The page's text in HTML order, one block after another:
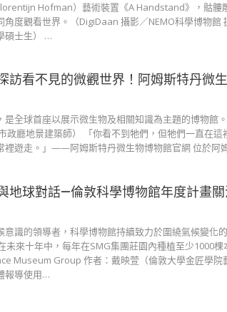
Hofman）藝術裝置《A Handstand》，骷
角度觀看世界。（DigiDaan 攝影／NEMO科學博物館
碩士生） …
訪看不見的微觀世界！阿姆斯特丹微
是全球首座以展示微生物及相關知識為主題的博物館
政廳地景建築師） 「你看不到牠們，但牠們一直在
裡遊走。」——阿姆斯特丹微生物博物館官網 位於阿
地球對話—倫敦科學博物館年度計畫
意識的領導者，科學博物館持續致力於圍繞氣候變化
未來十年中，每年在SMG集團莊園內種植至少1000
Museum Group 作者：戴映萱（倫敦大學金匠學院
報導使用…